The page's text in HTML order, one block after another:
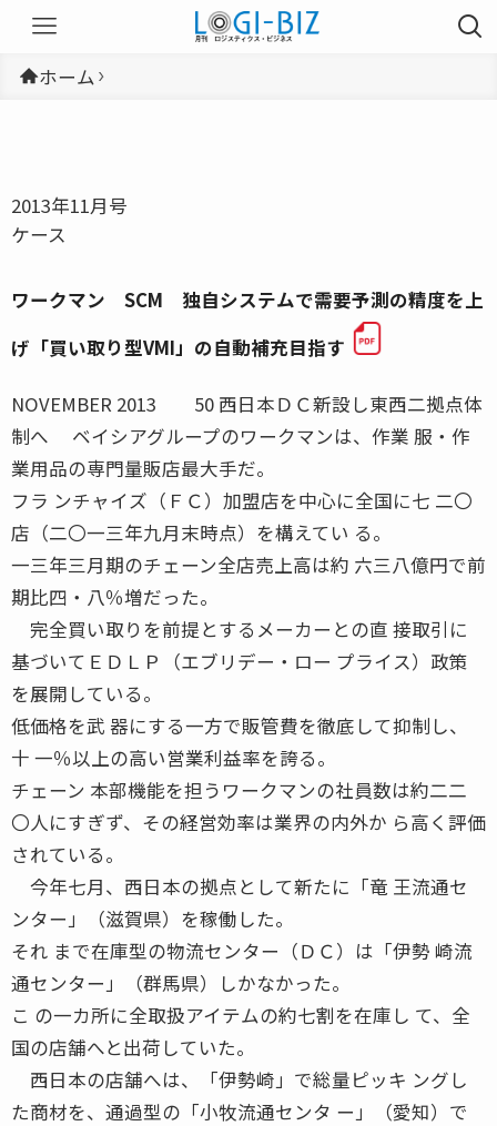
ホーム
2013年11月号
ケース
ワークマン SCM 独自システムで需要予測の精度を上
げ「買い取り型VMI」の自動補充目指す
NOVEMBER 2013 50 西日本ＤＣ新設し東西二拠点体
制へ ベイシアグループのワークマンは、作業 服・作
業用品の専門量販店最大手だ。
フラ ンチャイズ（ＦＣ）加盟店を中心に全国に七 二〇
店（二〇一三年九月末時点）を構えてい る。
一三年三月期のチェーン全店売上高は約 六三八億円で前
期比四・八％増だった。
完全買い取りを前提とするメーカーとの直 接取引に
基づいてＥＤＬＰ（エブリデー・ロー プライス）政策
を展開している。
低価格を武 器にする一方で販管費を徹底して抑制し、
十 一％以上の高い営業利益率を誇る。
チェーン 本部機能を担うワークマンの社員数は約二二
〇人にすぎず、その経営効率は業界の内外か ら高く評価
されている。
今年七月、西日本の拠点として新たに「竜 王流通セ
ンター」（滋賀県）を稼働した。
それ まで在庫型の物流センター（ＤＣ）は「伊勢 崎流
通センター」（群馬県）しかなかった。
こ の一カ所に全取扱アイテムの約七割を在庫し て、全
国の店舗へと出荷していた。
西日本の店舗へは、「伊勢崎」で総量ピッキ ングし
た商材を、通過型の「小牧流通センタ ー」（愛知）で